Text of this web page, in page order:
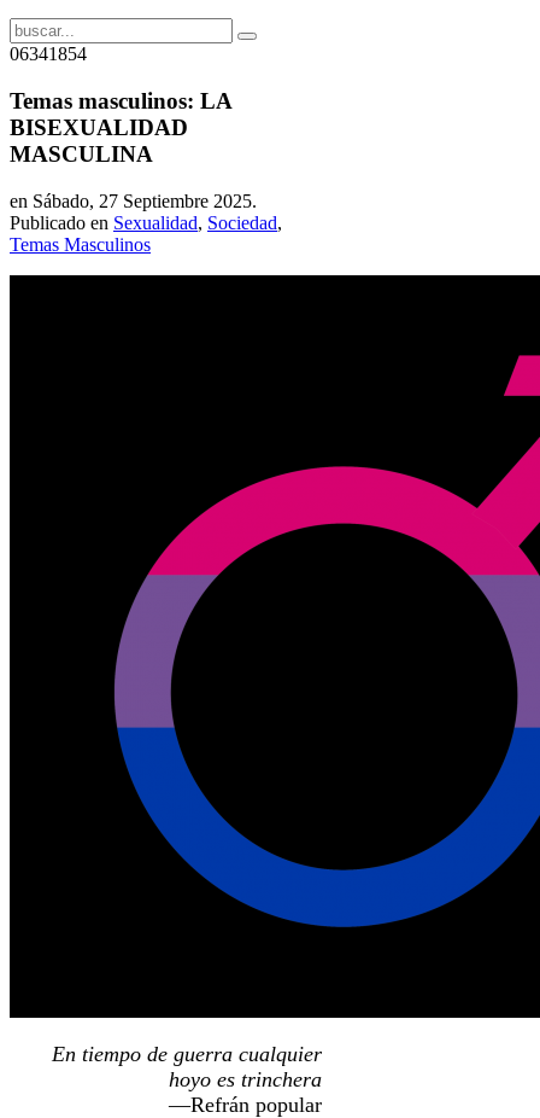
06341854
Temas masculinos: LA
BISEXUALIDAD
MASCULINA
en Sábado, 27 Septiembre 2025.
Publicado en Sexualidad, Sociedad,
Temas Masculinos
En tiempo de guerra cualquier
hoyo es trinchera
—Refrán popular